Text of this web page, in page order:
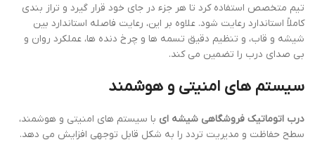
تیم متخصص استفاده کرد تا هر جزء در جای خود قرار گیرد و تراز بندی
کاملاً استاندارد رعایت شود. علاوه بر این، رعایت فاصله استاندارد بین
شیشه و قاب، و تنظیم دقیق تسمه ها و چرخ دنده ها، عملکرد روان و
بی صدای درب را تضمین می کند.
سیستم های امنیتی و هوشمند
درب اتوماتیک فروشگاهی شیشه ای با سیستم های امنیتی و هوشمند،
سطح حفاظت و مدیریت تردد را به شکل قابل توجهی افزایش می دهد.